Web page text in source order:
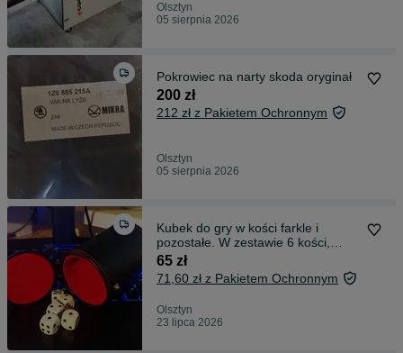
Olsztyn
05 sierpnia 2026
Pokrowiec na narty skoda oryginał
200 zł
212 zł z Pakietem Ochronnym
Olsztyn
05 sierpnia 2026
Kubek do gry w kości farkle i
pozostałe. W zestawie 6 kości,
ekoskóra!
65 zł
71,60 zł z Pakietem Ochronnym
Olsztyn
23 lipca 2026